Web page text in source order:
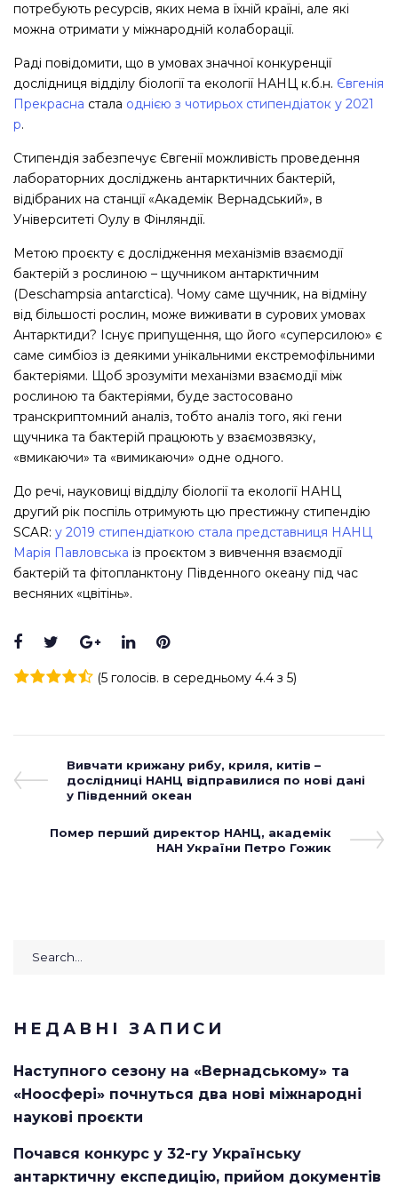
потребують ресурсів, яких нема в їхній країні, але які
можна отримати у міжнародній колаборації.
Раді повідомити, що в умовах значної конкуренції
дослідниця відділу біології та екології НАНЦ к.б.н. Євгенія
Прекрасна стала однією з чотирьох стипендіаток у 2021
р.
Стипендія забезпечує Євгенії можливість проведення
лабораторних досліджень антарктичних бактерій,
відібраних на станції «Академік Вернадський», в
Університеті Оулу в Фінляндії.
Метою проєкту є дослідження механізмів взаємодії
бактерій з рослиною – щучником антарктичним
(Deschampsia antarctica). Чому саме щучник, на відміну
від більшості рослин, може виживати в сурових умовах
Антарктиди? Існує припущення, що його «суперсилою» є
саме симбіоз із деякими унікальними екстремофільними
бактеріями. Щоб зрозуміти механізми взаємодії між
рослиною та бактеріями, буде застосовано
транскриптомний аналіз, тобто аналіз того, які гени
щучника та бактерій працюють у взаємозвязку,
«вмикаючи» та «вимикаючи» одне одного.
До речі, науковиці відділу біології та екології НАНЦ
другий рік поспіль отримують цю престижну стипендію
SCAR: у 2019 стипендіаткою стала представниця НАНЦ
Марія Павловська із проєктом з вивчення взаємодії
бактерій та фітопланктону Південного океану під час
весняних «цвітінь».
Facebook
TwitterGoogle+
LinkedInPinterest
(5 голосів. в середньому 4.4 з 5)
Навігація
записів
Previous
Post
Вивчати крижану рибу, криля, китів –
дослідниці НАНЦ відправилися по нові дані
у Південний океан
Next
Помер перший директор НАНЦ, академік
НАН України Петро Гожик
Search
НЕДАВНІ ЗАПИСИ
Наступного сезону на «Вернадському» та
«Ноосфері» почнуться два нові міжнародні
наукові проєкти
Почався конкурс у 32-гу Українську
антарктичну експедицію, прийом документів